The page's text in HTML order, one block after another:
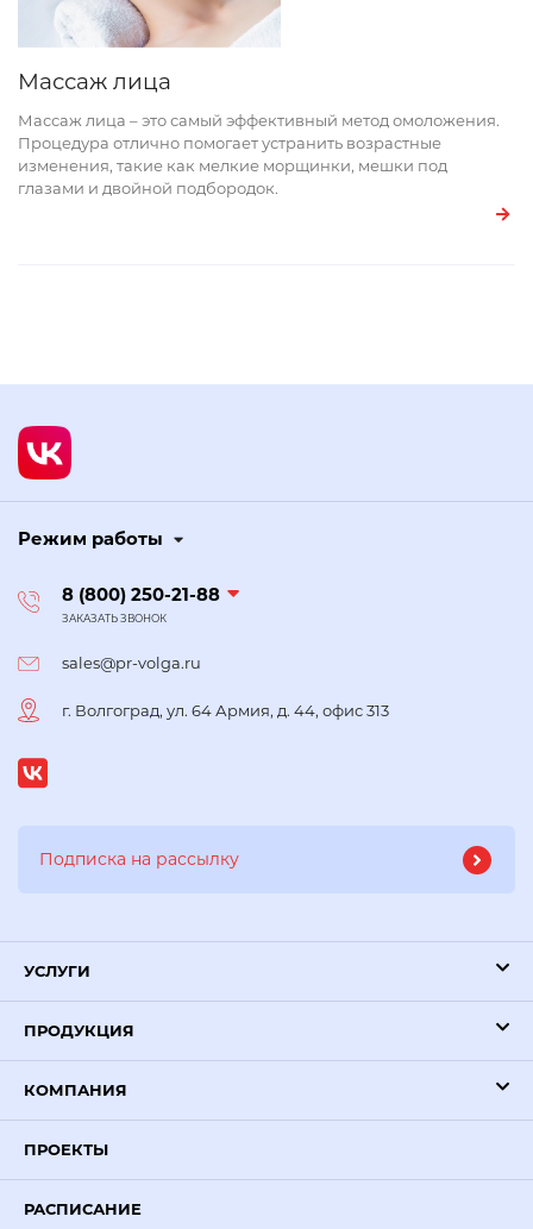
Массаж лица
Массаж лица – это самый эффективный метод омоложения.
Процедура отлично помогает устранить возрастные
изменения, такие как мелкие морщинки, мешки под
глазами и двойной подбородок.
Режим работы
8 (800) 250-21-88
ЗАКАЗАТЬ ЗВОНОК
sales@pr-volga.ru
г. Волгоград, ул. 64 Армия, д. 44, офис 313
УСЛУГИ
ПРОДУКЦИЯ
КОМПАНИЯ
ПРОЕКТЫ
РАСПИСАНИЕ